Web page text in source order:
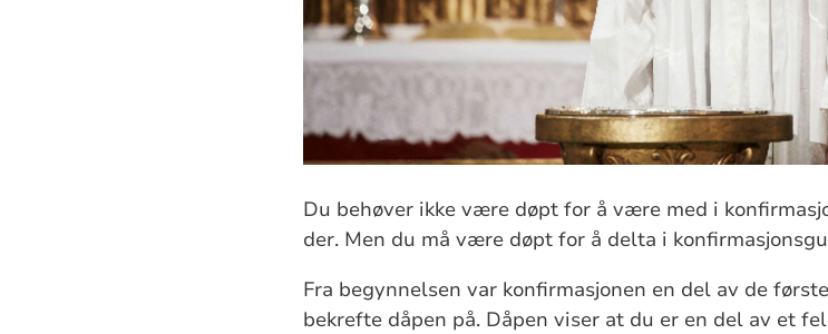
Du behøver ikke være døpt for å være med i
der. Men du må være døpt for å delta i
Fra begynnelsen var konfirmasjonen en del av de
bekrefte dåpen på. Dåpen viser at du er en del av et